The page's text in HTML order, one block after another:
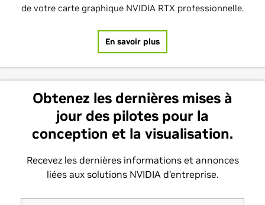
de votre carte graphique NVIDIA RTX professionnelle.
En savoir plus